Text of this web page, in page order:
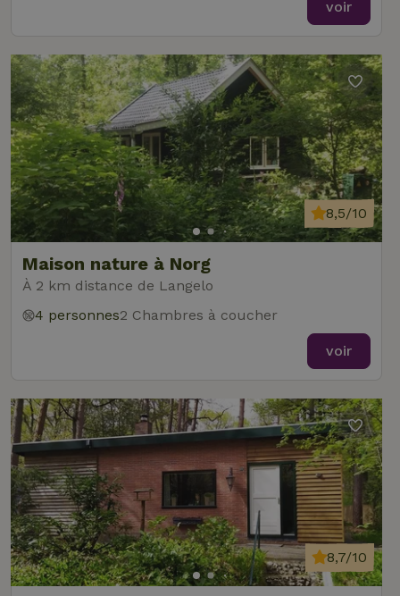
voir
Maison nature à Norg
À 2 km distance de Langelo
8,5/10
4 personnes2 Chambres à coucher
voir
8,7/10